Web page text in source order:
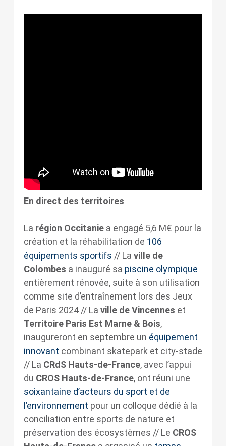
En direct des territoires
La région Occitaniea engagé 5,6 M€ pour la
création et la réhabilitation de 106
équipements sportifs // La ville de
Colombes a inauguré sa piscine olympique
entièrement rénovée, suite à son utilisation
comme site d’entraînement lors des Jeux
de Paris 2024 // La ville de Vincennes et
Territoire Paris Est Marne & Bois,
inaugureront en septembre un équipement
innovant combinant skatepark et city-stade
// La CRdS Hauts-de-France, avec l’appui
du CROS Hauts-de-France, ont réuni une
soixantaine d’acteurs du sport et de
l’environnement pour un colloque dédié à la
conciliation entre sports de nature et
préservation des écosystèmes // Le CROS